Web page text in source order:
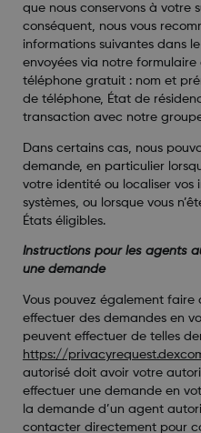
que nous conservons à votre
conséquent, nous vous
informations suivantes dans
envoyées via notre
téléphone gratuit : nom et
de téléphone, État de
transaction avec notre
Dans certains cas, nous
demande, en particulier
votre identité ou localiser vos
systèmes, ou lorsque vous
États éligibles.
Instructions pour les agents
une demande
Vous pouvez également
effectuer des demandes en
peuvent effectuer de telles
https://
autorisé doit avoir votre
effectuer une demande en
la demande d’un agent
contacter directement pour